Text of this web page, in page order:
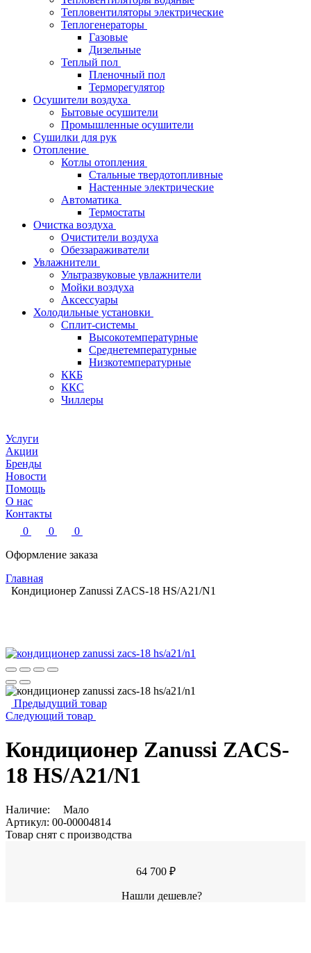
Тепловентиляторы электрические
Теплогенераторы
Газовые
Дизельные
Теплый пол
Пленочный пол
Терморегулятор
Осушители воздуха
Бытовые осушители
Промышленные осушители
Сушилки для рук
Отопление
Котлы отопления
Стальные твердотопливные
Настенные электрические
Автоматика
Термостаты
Очистка воздуха
Очистители воздуха
Обеззараживатели
Увлажнители
Ультразвуковые увлажнители
Мойки воздуха
Аксессуары
Холодильные установки
Сплит-системы
Высокотемпературные
Среднетемпературные
Низкотемпературные
ККБ
ККС
Чиллеры
Услуги
Акции
Бренды
Новости
Помощь
О нас
Контакты
0
0
0
Оформление заказа
Главная
Кондиционер Zanussi ZACS-18 HS/A21/N1
Предыдущий товар
Следующий товар
Кондиционер Zanussi ZACS-
18 HS/A21/N1
Наличие:
Мало
Артикул: 00-00004814
Товар снят с производства
64 700 ₽
Нашли дешевле?